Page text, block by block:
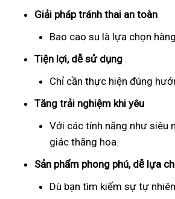
Giải pháp tránh thai an toàn
Bao cao su là lựa chọn
Tiện lợi, dễ sử dụng
Chỉ cần thực hiện đúng
Tăng trải nghiệm khi yêu
Với các tính năng như siêu
giác thăng hoa.
Sản phẩm phong phú, dễ lựa
Dù bạn tìm kiếm sự tự